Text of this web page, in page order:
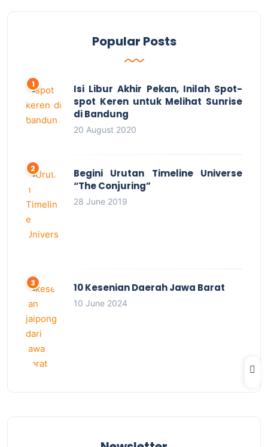
Popular Posts
Isi Libur Akhir Pekan, Inilah Spot-
spot Keren untuk Melihat Sunrise
di Bandung
20 August 2020
Begini Urutan Timeline Universe
“The Conjuring”
28 June 2019
10 Kesenian Daerah Jawa Barat
10 June 2024